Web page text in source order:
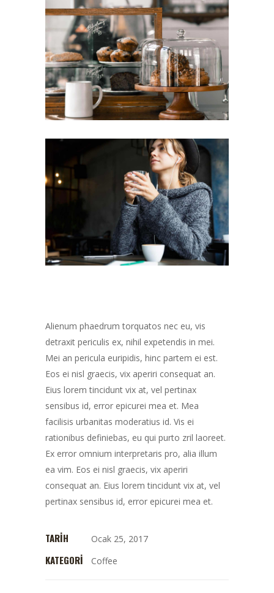
Alienum phaedrum torquatos nec eu, vis
detraxit periculis ex, nihil expetendis in mei.
Mei an pericula euripidis, hinc partem ei est.
Eos ei nisl graecis, vix aperiri consequat an.
Eius lorem tincidunt vix at, vel pertinax
sensibus id, error epicurei mea et. Mea
facilisis urbanitas moderatius id. Vis ei
rationibus definiebas, eu qui purto zril laoreet.
Ex error omnium interpretaris pro, alia illum
ea vim. Eos ei nisl graecis, vix aperiri
consequat an. Eius lorem tincidunt vix at, vel
pertinax sensibus id, error epicurei mea et.
TARIH Ocak 25, 2017
KATEGORI Coffee